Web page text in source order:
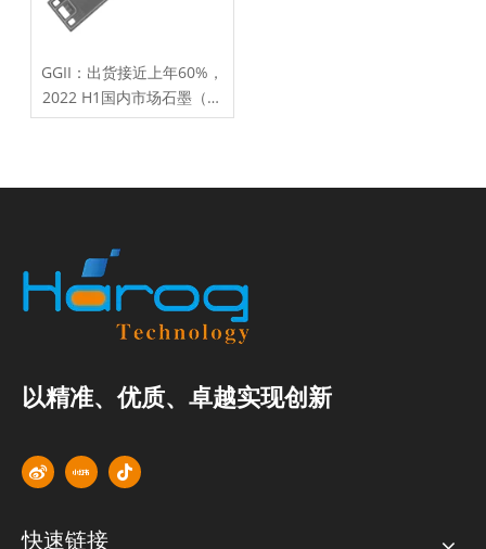
GGII：出货接近上年60%，
2022 H1国内市场石墨（含
复合）板出货TOP5
以精准、优质、卓越实现创新
快速链接